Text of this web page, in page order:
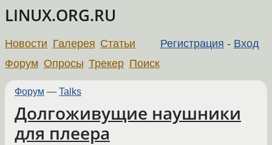
LINUX.ORG.RU
Регистрация - Вход
Новости Галерея Статьи
Форум Опросы Трекер Поиск
Форум — Talks
Долгоживущие наушники
для плеера